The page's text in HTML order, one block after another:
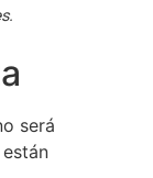
será